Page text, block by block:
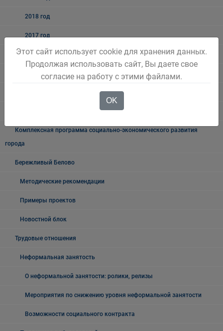
2018 год
2017 год
2016 год
2015 год
Нормативные правовые акты
Антимонопольный комплаенс
Комплексная программа социально-экономического развития
города
Бережливый Белово
Методические рекомендации
Примеры проектов
Новостной блок
Трудовые отношения
Неформальная занятость
О неформальной занятости: ролики, релизы
Мероприятия по снижению уровня неформальной занятости
Возможности социального контракта
Этот сайт использует cookie для хранения данных.
Продолжая использовать сайт, Вы даете свое
согласие на работу с этими файлами.
OK